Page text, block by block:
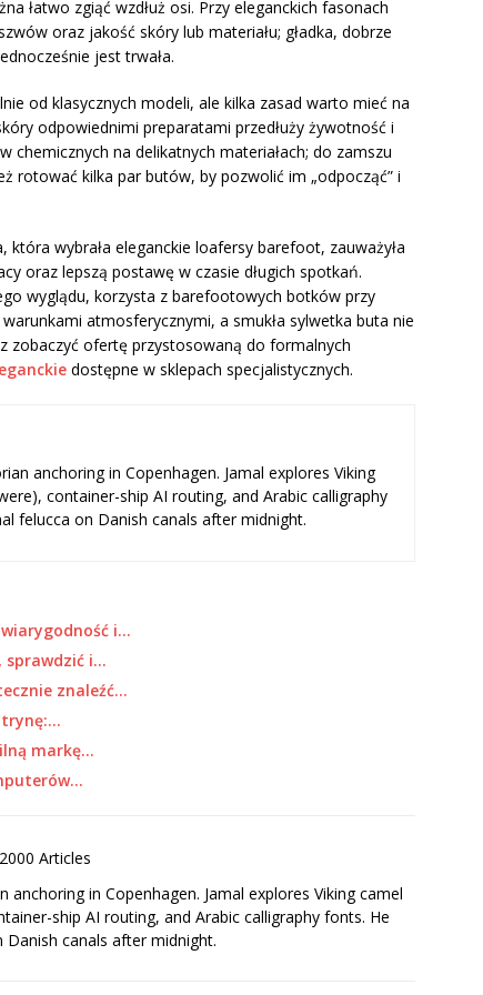
łatwo zgiąć wzdłuż osi. Przy eleganckich fasonach
oraz jakość skóry lub materiału; gładka, dobrze
jest trwała.
od klasycznych modeli, ale kilka zasad warto mieć na
odpowiednimi preparatami przedłuży żywotność i
chemicznych na delikatnych materiałach; do zamszu
rotować kilka par butów, by pozwolić im „odpocząć” i
która wybrała eleganckie loafersy barefoot, zauważyła
oraz lepszą postawę w czasie długich spotkań.
wyglądu, korzysta z barefootowych botków przy
atmosferycznymi, a smukła sylwetka buta nie
zobaczyć ofertę przystosowaną do formalnych
dostępne w sklepach specjalistycznych.
anchoring in Copenhagen. Jamal explores Viking
container-ship AI routing, and Arabic calligraphy
felucca on Danish canals after midnight.
i…
sprawdzić i…
znaleźć…
markę…
2000 Articles
anchoring in Copenhagen. Jamal explores Viking camel
ship AI routing, and Arabic calligraphy fonts. He
canals after midnight.